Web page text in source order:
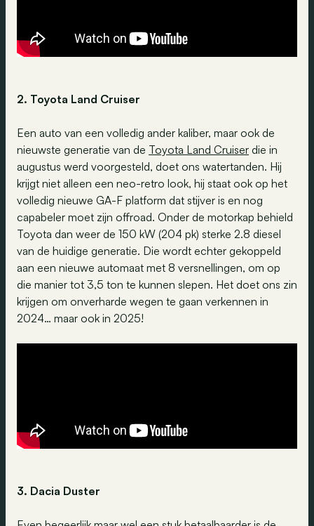
2. Toyota Land Cruiser
Een auto van een volledig ander kaliber, maar ook de
nieuwste generatie van de Toyota Land Cruiser die in
augustus werd voorgesteld, doet ons watertanden. Hij
krijgt niet alleen een neo-retro look, hij staat ook op het
volledig nieuwe GA-F platform dat stijver is en nog
capabeler moet zijn offroad. Onder de motorkap behield
Toyota dan weer de 150 kW (204 pk) sterke 2.8 diesel
van de huidige generatie. Die wordt echter gekoppeld
aan een nieuwe automaat met 8 versnellingen, om op
die manier tot 3,5 ton te kunnen slepen. Het doet ons zin
krijgen om onverharde wegen te gaan verkennen in
2024… maar ook in 2025!
3. Dacia Duster